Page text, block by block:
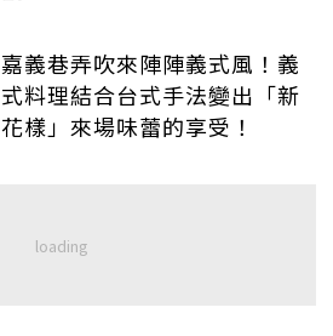
嘉義巷弄吹來陣陣義式風！義
式料理結合台式手法變出「新
花樣」來場味蕾的享受！